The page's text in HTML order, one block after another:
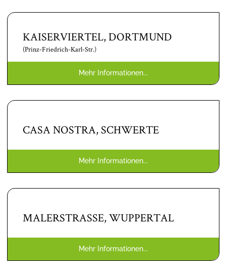
KAISERVIERTEL, DORTMUND
(Prinz-Friedrich-Karl-Str.)
Mehr Informationen...
CASA NOSTRA, SCHWERTE
Mehr Informationen...
MALERSTRASSE, WUPPERTAL
Mehr Informationen...